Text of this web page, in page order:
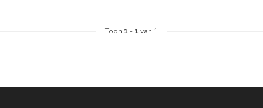
Toon 1 - 1van 1